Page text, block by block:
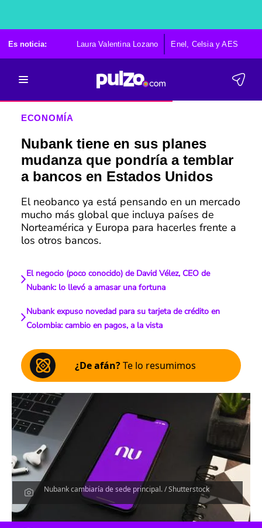
Es noticia: Laura Valentina Lozano Enel, Celsia y AES
ECONOMÍA
Nubank tiene en sus planes
mudanza que pondría a temblar
a bancos en Estados Unidos
El neobanco ya está pensando en un mercado
mucho más global que incluya países de
Norteamérica y Europa para hacerles frente a
los otros bancos.
El negocio (poco conocido) de David Vélez, CEO de
Nubank: lo llevó a amasar una fortuna
Nubank expuso novedad para su tarjeta de crédito en
Colombia: cambio en pagos, a la vista
¿De afán?Te lo resumimos
Nubank cambiaría de sede principal. / Shutterstock
Escucha el artículo